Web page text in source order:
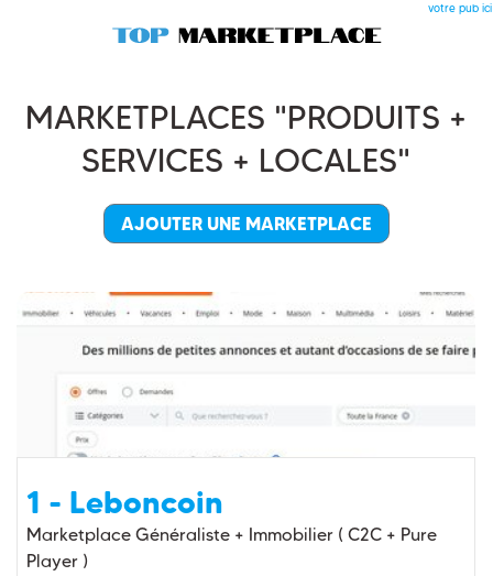
votre pub ici
MARKETPLACES "PRODUITS +
SERVICES + LOCALES"
AJOUTER UNE MARKETPLACE
1 - Leboncoin
Marketplace Généraliste + Immobilier ( C2C + Pure
Player )